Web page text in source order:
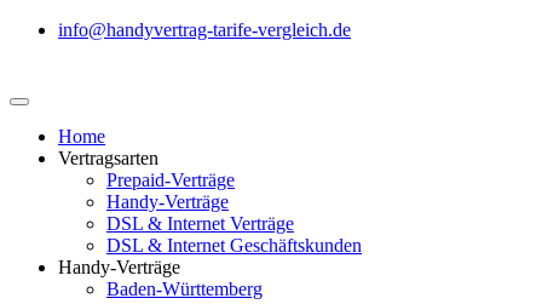
info@handyvertrag-tarife-vergleich.de
Home
Vertragsarten
Prepaid-Verträge
Handy-Verträge
DSL & Internet Verträge
DSL & Internet Geschäftskunden
Handy-Verträge
Baden-Württemberg